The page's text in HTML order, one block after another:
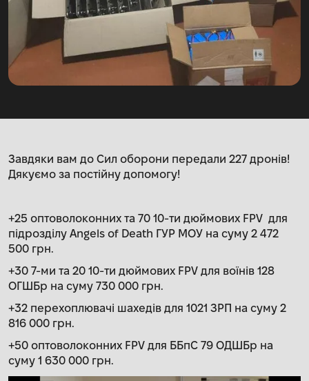
Завдяки вам до Сил оборони передали 227 дронів!
Дякуємо за постійну допомогу!
+25 оптоволоконних та 70 10-ти дюймових FPV для
підрозділу Angels of Death ГУР МОУ на суму 2 472
500 грн.
+30 7-ми та 20 10-ти дюймових FPV для воїнів 128
ОГШБр на суму 730 000 грн.
+32 перехоплювачі шахедів для 1021 ЗРП на суму 2
816 000 грн.
+50 оптоволоконних FPV для ББпС 79 ОДШБр на
суму 1 630 000 грн.